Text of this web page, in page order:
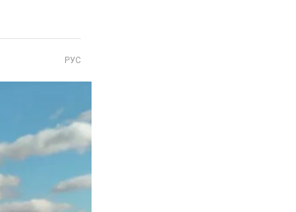
РУС